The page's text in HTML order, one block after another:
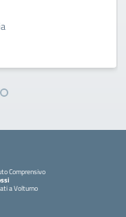
Comprensivo
a Volturno
la pagina iniziale della scuola